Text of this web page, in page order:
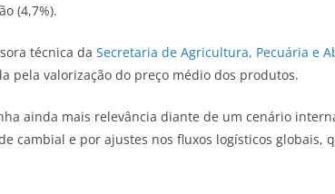
(4,7%).
técnica da Secretaria de Agricultura, Pecuária e
pela valorização do preço médio dos produtos.
ainda mais relevância diante de um cenário
cambial e por ajustes nos fluxos logísticos